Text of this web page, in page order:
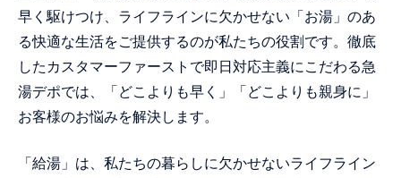
早く駆けつけ、ライフラインに欠かせない「お湯」のあ
る快適な生活をご提供するのが私たちの役割です。徹底
したカスタマーファーストで即日対応主義にこだわる急
湯デポでは、「どこよりも早く」「どこよりも親身に」
お客様のお悩みを解決します。
「給湯」は、私たちの暮らしに欠かせないライフライン